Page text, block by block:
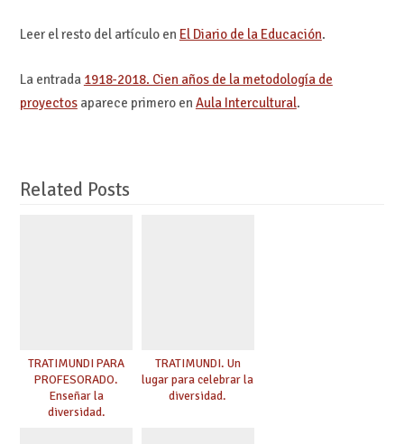
Leer el resto del artículo en El Diario de la Educación.
La entrada 1918-2018. Cien años de la metodología de
proyectosaparece primero en Aula Intercultural.
Related Posts
TRATIMUNDI PARA
PROFESORADO.
Enseñar la
diversidad.
TRATIMUNDI. Un
lugar para celebrar la
diversidad.